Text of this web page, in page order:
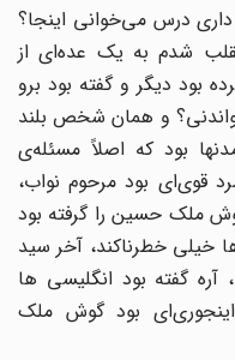
درس می‌خوانی اینجا؟
شدم به یک عده‌ای از
بود دیگر و گفته بود برو
و همان شخص بلند
بود که اصلاً مسئله‌ی
بود مرحوم نواب،
ملک حسین را گرفته بود
خطرناکند، آخر سید
بود انگلیسی ها
بود گوش ملک